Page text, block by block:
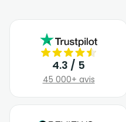
4.3 / 5
45 000+ avis